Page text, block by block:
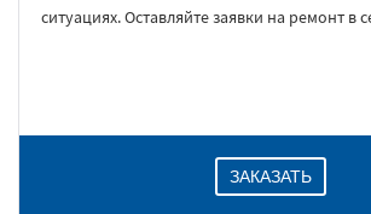
ситуациях. Оставляйте заявки на ремонт в
ЗАКАЗАТЬ